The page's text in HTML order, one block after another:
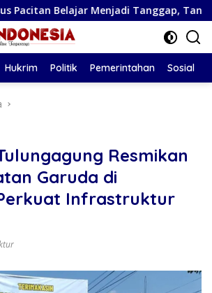
Menjadi Tanggap, Tangkas, dan
Hukrim Politik Pemerintahan Sosial
Resmikan
Garuda di
Infrastruktur